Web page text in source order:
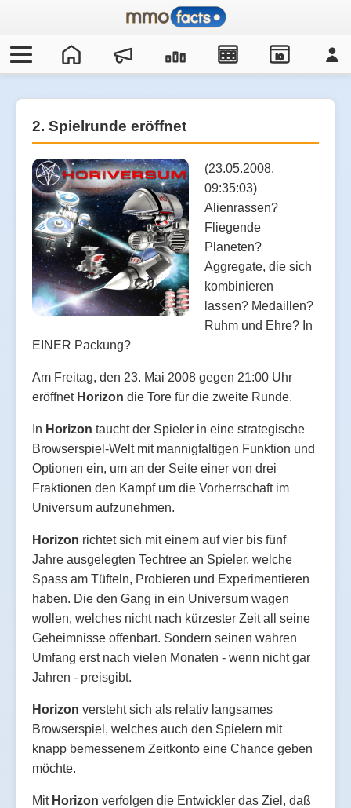
IO
2. Spielrunde eröffnet
(23.05.2008,
09:35:03)
Alienrassen?
Fliegende
Planeten?
Aggregate, die sich
kombinieren
lassen? Medaillen?
Ruhm und Ehre? In
EINER Packung?
Am Freitag, den 23. Mai 2008 gegen 21:00 Uhr
eröffnet Horizon die Tore für die zweite Runde.
In Horizon taucht der Spieler in eine strategische
Browserspiel-Welt mit mannigfaltigen Funktion und
Optionen ein, um an der Seite einer von drei
Fraktionen den Kampf um die Vorherrschaft im
Universum aufzunehmen.
Horizon richtet sich mit einem auf vier bis fünf
Jahre ausgelegten Techtree an Spieler, welche
Spass am Tüfteln, Probieren und Experimentieren
haben. Die den Gang in ein Universum wagen
wollen, welches nicht nach kürzester Zeit all seine
Geheimnisse offenbart. Sondern seinen wahren
Umfang erst nach vielen Monaten - wenn nicht gar
Jahren - preisgibt.
Horizon versteht sich als relativ langsames
Browserspiel, welches auch den Spielern mit
knapp bemessenem Zeitkonto eine Chance geben
möchte.
Mit Horizon verfolgen die Entwickler das Ziel, daß